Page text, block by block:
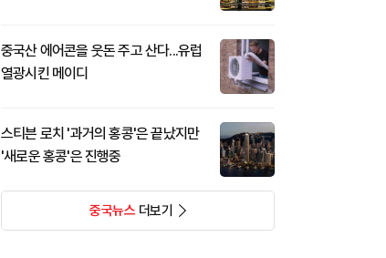
중국산 에어콘을 웃돈 주고 산다...유럽
열광시킨 메이디
스티븐 로치 '과거의 홍콩'은 끝났지만
'새로운 홍콩'은 진행중
중국뉴스더보기